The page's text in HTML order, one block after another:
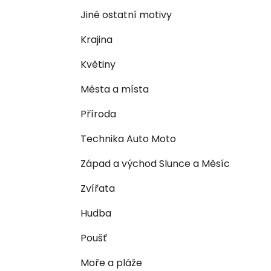
Jiné ostatní motivy
Krajina
Květiny
Města a místa
Příroda
Technika Auto Moto
Západ a východ Slunce a Měsíc
Zvířata
Hudba
Poušť
Moře a pláže